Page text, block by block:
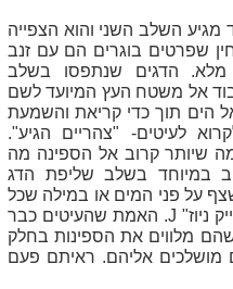
השלב השני והוא הצפייה
שפרטים בוגרים הם עם זנב
מלא. הדגים שנתפסו בשלב
אל משטח העץ המיועד לשם
הים תוך כדי קריאת והשמעת
לעיטים- "צהריים הגיע".
שיותר קרוב אל הספינה מה
במיוחד בשלב שליפת הדג
על פני המים או במילה שכל
ניוז" J. האמת שהעיטים כבר
מלווים את הספינות בחלק
מושלכים אליהם. ראיתם פעם